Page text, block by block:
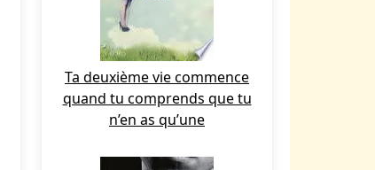
Ta deuxième vie commence
quand tu comprends que tu
n’en as qu’une